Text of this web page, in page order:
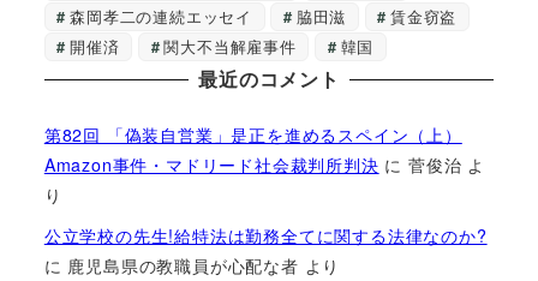
森岡孝二の連続エッセイ
脇田滋
賃金窃盗
開催済
関大不当解雇事件 韓国
最近のコメント
第82回 「偽装自営業」是正を進めるスペイン（上）
Amazon事件・マドリード社会裁判所判決 に菅俊治 よ
り
公立学校の先生!給特法は勤務全てに関する法律なのか?
に 鹿児島県の教職員が心配な者 より